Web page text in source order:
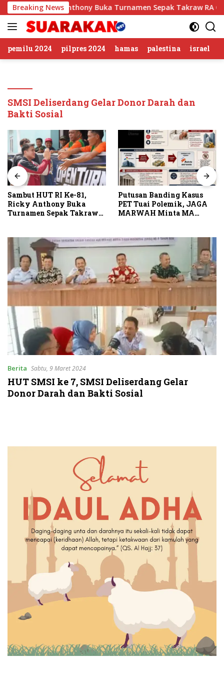
Langsung
ke
konten
Breaking News
Ke-81, Ricky Anthony Buka Turnamen Sepak Takraw RA Cup I
pemilu 2024 pilpres 2024 hamas palestina israel
SMSI Deliserdang Gelar Donor Darah dan
Bakti Sosial
Sambut HUT RI Ke-81,
Ricky Anthony Buka
Turnamen Sepak Takraw
Putusan Banding Kasus
PET Tuai Polemik, JAGA
MARWAH Minta MA
Berita Sabtu, 9 Maret 2024
HUT SMSI ke 7, SMSI Deliserdang Gelar
Donor Darah dan Bakti Sosial